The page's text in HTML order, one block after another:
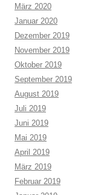
März 2020
Januar 2020
Dezember 2019
November 2019
Oktober 2019
September 2019
August 2019
Juli 2019
Juni 2019
Mai 2019
April 2019
März 2019
Februar 2019